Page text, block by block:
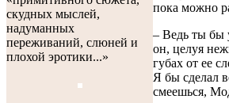
скудных мыслей,
надуманных
переживаний, слюней и
плохой эротики...»
пока можно
– Ведь ты бы
он, целуя
губах от ее
Я бы сделал
смеешься,